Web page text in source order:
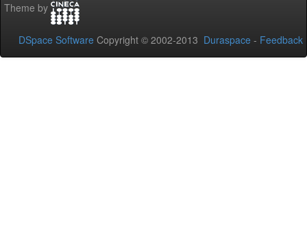
Theme by
DSpace Software Copyright © 2002-2013 Duraspace - Feedback